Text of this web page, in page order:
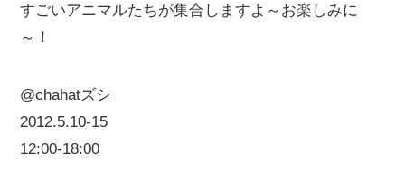
すごいアニマルたちが集合しますよ～お楽しみに
～！
@chahatズシ
2012.5.10-15
12:00-18:00